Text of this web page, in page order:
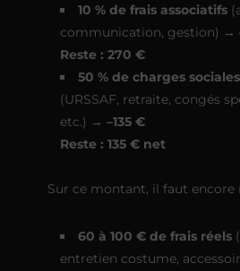
10 % de frais associatifs
communication, gestion) →
Reste : 270 €
50 % de charges
(URSSAF, retraite, congés
etc.) → –135 €
Reste : 135 € net
Sur ce montant, il faut encore
60 à 100 € de frais réels
entretien costume,